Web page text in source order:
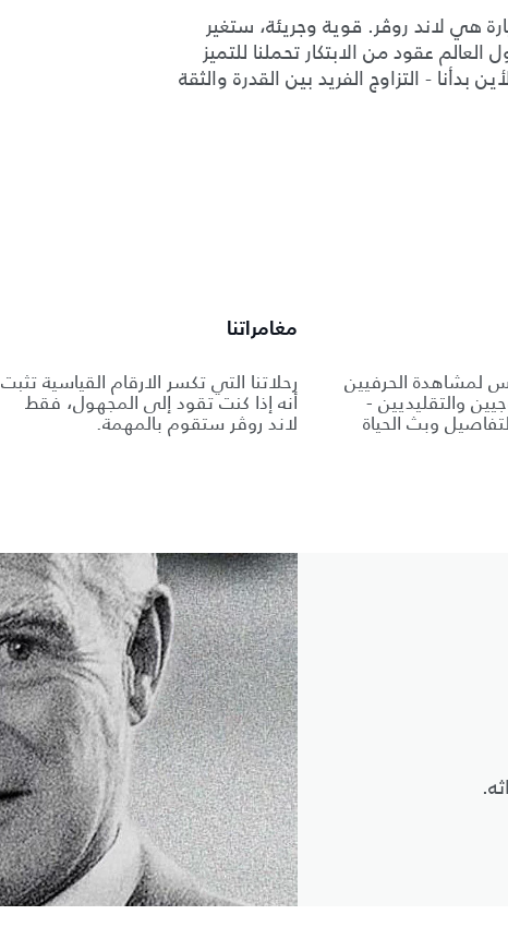
هي لاند روڤر. قوية وجريئة، ستغير
عقود من الابتكار تحملنا للتميز
- التزاوج الفريد بين القدرة والثقة
لمشاهدة الحرفيين
والتقليديين -
وبث الحياة
مغامراتنا
رحلاتنا التي تكسر الارقام القياسية تثبت
أنه إذا كنت تقود إلى المجهول، فقط
لاند روڤر ستقوم بالمهمة.